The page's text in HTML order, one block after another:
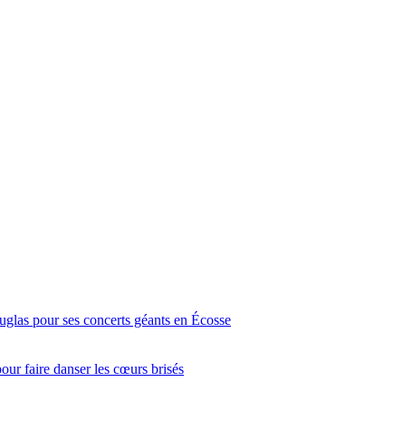
pour ses concerts géants en Écosse
faire danser les cœurs brisés